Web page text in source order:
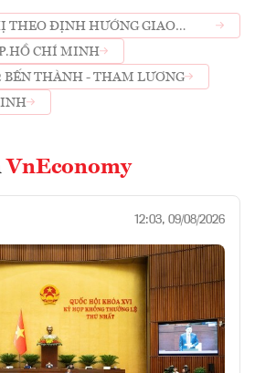
THEO ĐỊNH HƯỚNG GIAO
CHÍ MINH
BẾN THÀNH - THAM LƯƠNG
VnEconomy
12:03, 09/08/2026